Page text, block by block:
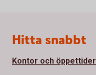
Sidfot
Hitta snabbt
Kontor och öppettider